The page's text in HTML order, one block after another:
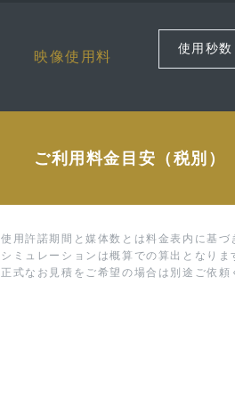
映像使用料
ご利用料金目安（税別）
使用許諾期間と媒体数とは料金表内に基づ
シミュレーションは概算での算出となりま
正式なお見積をご希望の場合は別途ご依頼